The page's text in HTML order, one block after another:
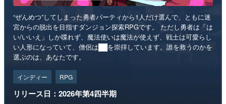
“ぜんめつ”してしまった勇者パーティから1人だけ選んで、ともに迷
宮からの脱出を目指すダンジョン探索RPGです。 ただし勇者は「は
い/いいえ」しか喋れず、魔法使いは魔法が使えず、戦士は可愛らし
い人形になっていて、僧侶は██を崇拝しています。誰を救うのかを
選ぶのは、あなたです。
インディー RPG
リリース日：2026年第4四半期